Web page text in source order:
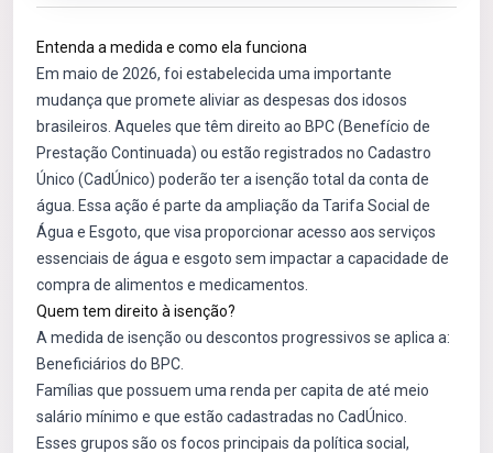
Entenda a medida e como ela funciona
Em maio de 2026, foi estabelecida uma importante
mudança que promete aliviar as despesas dos idosos
brasileiros. Aqueles que têm direito ao BPC (Benefício de
Prestação Continuada) ou estão registrados no Cadastro
Único (CadÚnico) poderão ter a isenção total da conta de
água. Essa ação é parte da ampliação da Tarifa Social de
Água e Esgoto, que visa proporcionar acesso aos serviços
essenciais de água e esgoto sem impactar a capacidade de
compra de alimentos e medicamentos.
Quem tem direito à isenção?
A medida de isenção ou descontos progressivos se aplica a:
Beneficiários do BPC.
Famílias que possuem uma renda per capita de até meio
salário mínimo e que estão cadastradas no CadÚnico.
Esses grupos são os focos principais da política social,